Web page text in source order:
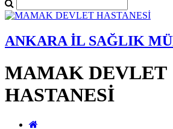
ANKARA İL SAĞLIK
MAMAK DEVLET
HASTANESİ